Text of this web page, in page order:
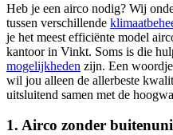
Heb je een airco nodig? Wij
tussen verschillende
je het meest efficiënte model
kantoor in Vinkt. Soms is die
mogelijkheden zijn. Een
wil jou alleen de allerbeste
uitsluitend samen met de
1. Airco zonder